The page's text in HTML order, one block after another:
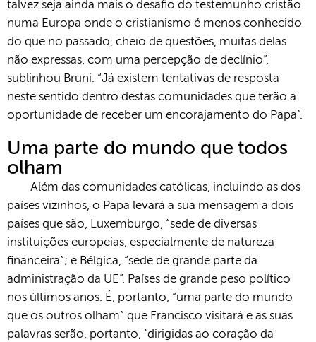
talvez seja ainda mais o desafio do testemunho cristão
numa Europa onde o cristianismo é menos conhecido
do que no passado, cheio de questões, muitas delas
não expressas, com uma percepção de declínio”,
sublinhou Bruni. “Já existem tentativas de resposta
neste sentido dentro destas comunidades que terão a
oportunidade de receber um encorajamento do Papa”.
Uma parte do mundo que todos
olham
Além das comunidades católicas, incluindo as dos
países vizinhos, o Papa levará a sua mensagem a dois
países que são, Luxemburgo, “sede de diversas
instituições europeias, especialmente de natureza
financeira”; e Bélgica, “sede de grande parte da
administração da UE”. Países de grande peso político
nos últimos anos. É, portanto, “uma parte do mundo
que os outros olham” que Francisco visitará e as suas
palavras serão, portanto, “dirigidas ao coração da